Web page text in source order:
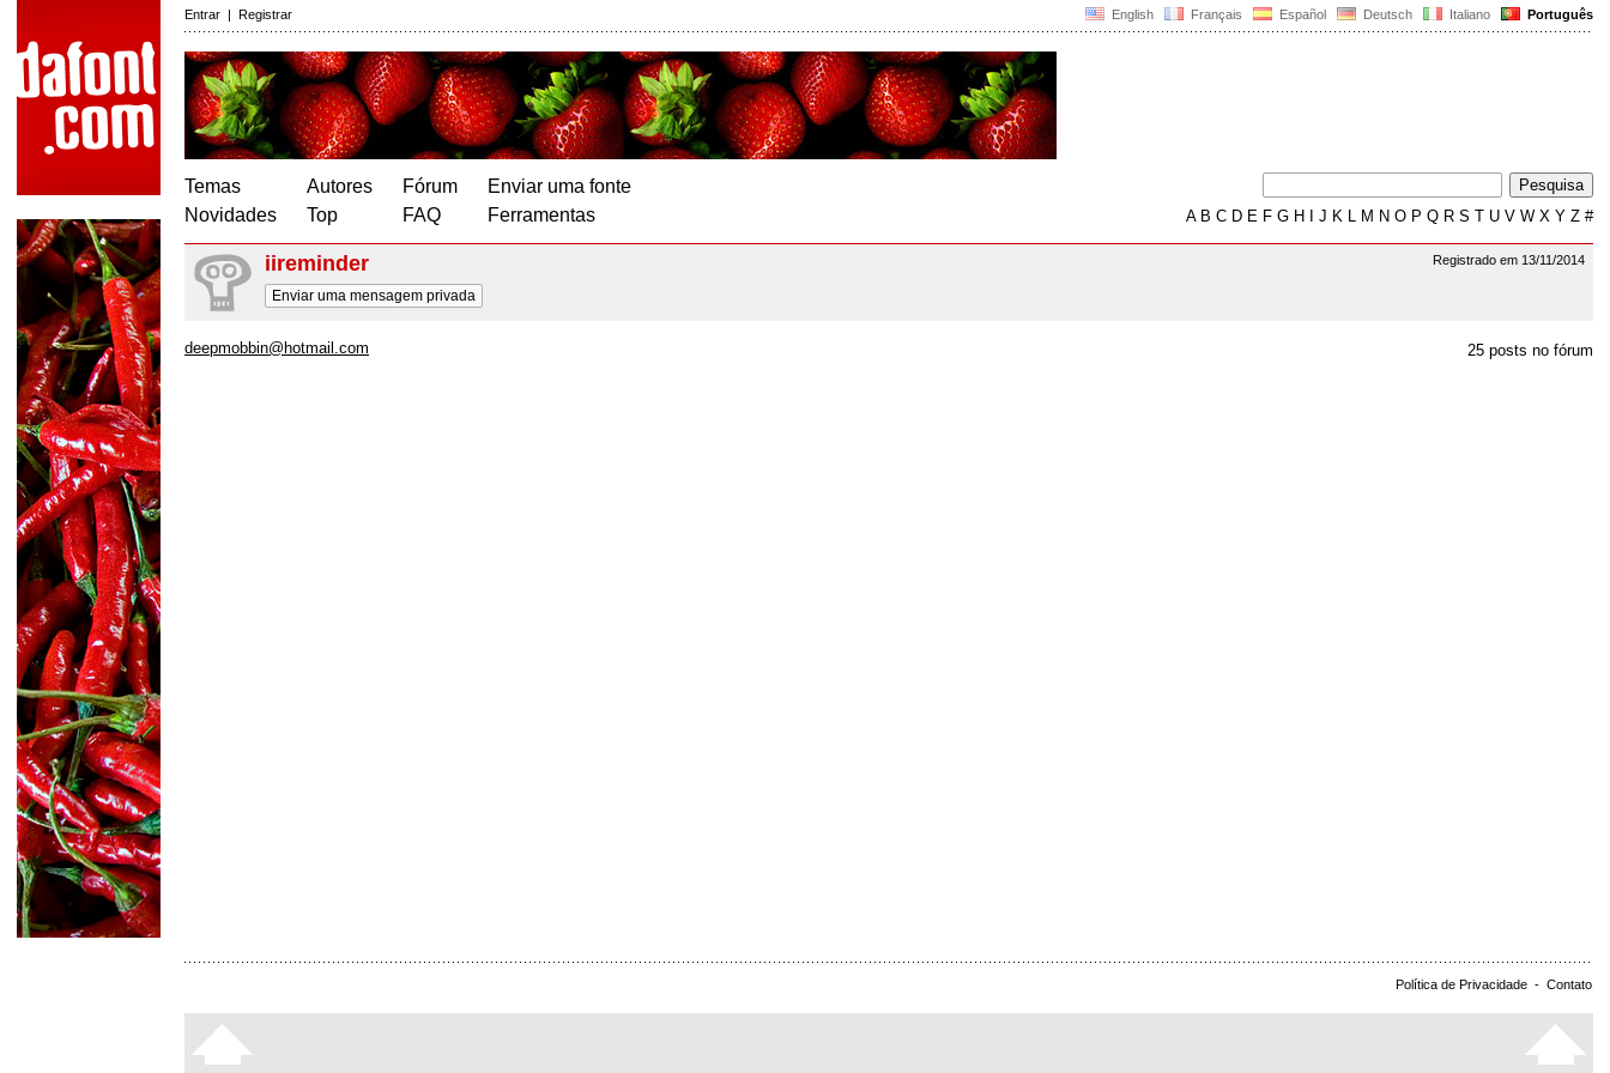
English Français Español Deutsch Italiano Português
Entrar | Registrar
Temas
Novidades
Autores
Top
Fórum
FAQ
Enviar uma fonte
Ferramentas
AB C D E F G H J K L M N O P Q R S T U V W X Y Z #
Registrado em 13/11/2014
iireminder
Enviar uma mensagem privada
25 posts no fórum
deepmobbin@hotmail.com
Política de Privacidade - Contato